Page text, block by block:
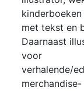
met tekst en
Daarnaast
voor
verhalende/
merchandise-